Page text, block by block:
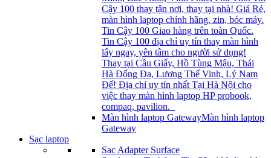
Cậy 100 thay tận nơi, thay tại nhà! Giá Rẻ,
màn hình laptop chính hãng, zin, bóc máy.
Tin Cậy 100 Giao hàng trên toàn Quốc.
Tin Cậy 100 địa chỉ uy tín thay màn hình
lấy ngay, yên tâm cho người sử dụng!
Thay tại Cầu Giấy, Hồ Tùng Mậu, Thái
Hà Đống Đa, Lương Thể Vinh, Lý Nam
Đế! Địa chỉ uy tín nhất Tại Hà Nội cho
việc thay màn hình laptop HP probook,
compaq, pavilion.
Màn hình laptop GatewayMàn hình laptop
Gateway
Sạc laptop
Sạc Adapter Surface